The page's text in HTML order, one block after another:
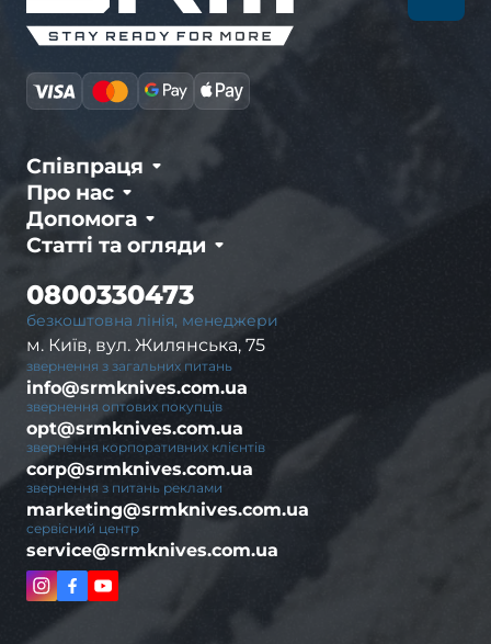
Про нас
Співпраця
Статті та огляди
Допомога
безкоштовна лінія, менеджери
0800330473
м. Київ, вул. Жилянська, 75
звернення з загальних питань
info@srmknives.com.ua
звернення оптових покупців
opt@srmknives.com.ua
звернення корпоративних клієнтів
corp@srmknives.com.ua
звернення з питань реклами
marketing@srmknives.com.ua
сервісний центр
service@srmknives.com.ua